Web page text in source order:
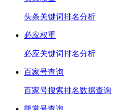
头条关键词排名分析
必应权重
必应关键词排名分析
百家号查询
百家号搜索排名数据查询